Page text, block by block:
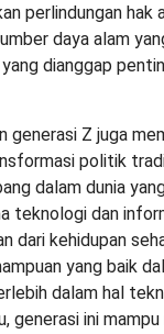
perlindungan hak
daya alam
dianggap
generasi Z juga
politik
dalam dunia
teknologi dan
dari kehidupan
yang baik
dalam hal
generasi ini